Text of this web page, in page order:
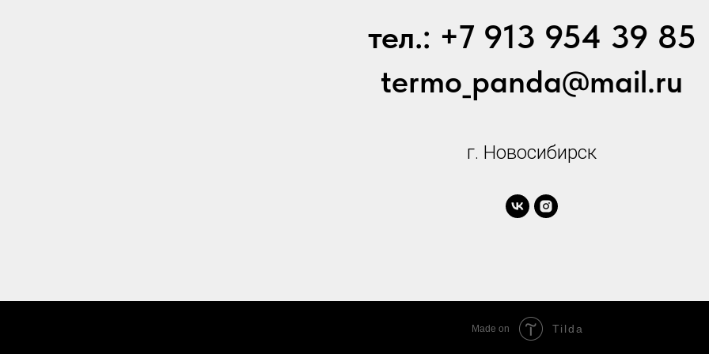
от 50 стикеров - 30 руб.
от 100 стикеров - 20
тел.: +7 913 954 39 85
termo_panda@mail.ru
г. Новосибирск
Made on Tilda